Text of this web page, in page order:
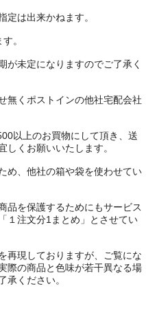
は出来かねます。
。
未定になりますのでご了承く
無くポストインの他社宅配会社
以上のお買物にして頂き、送
しくお願いいたします。
め、他社の箱や袋を使わせてい
品を保護するためにもサービス
１注文分1まとめ」とさせてい
再現しておりますが、ご覧にな
際の商品と色味が若干異なる場
承ください。